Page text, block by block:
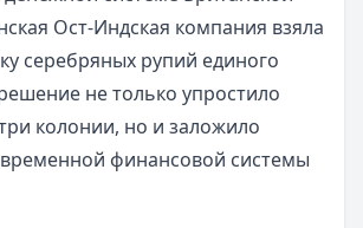
Ост-Индская компания взяла
серебряных рупий единого
не только упростило
колонии, но и заложило
финансовой системы